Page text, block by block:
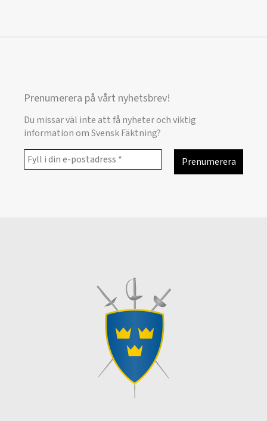
Prenumerera på vårt nyhetsbrev!
Du missar väl inte att få nyheter och viktig
information om Svensk Fäktning?